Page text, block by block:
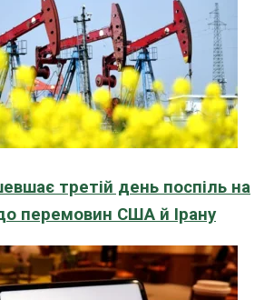
третій день поспіль на
перемовин США й Ірану